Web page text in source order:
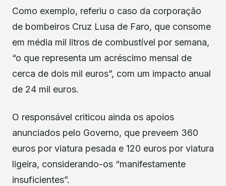
Como exemplo, referiu o caso da corporação
de bombeiros Cruz Lusa de Faro, que consome
em média mil litros de combustível por semana,
“o que representa um acréscimo mensal de
cerca de dois mil euros”, com um impacto anual
de 24 mil euros.
O responsável criticou ainda os apoios
anunciados pelo Governo, que preveem 360
euros por viatura pesada e 120 euros por viatura
ligeira, considerando-os “manifestamente
insuficientes”.